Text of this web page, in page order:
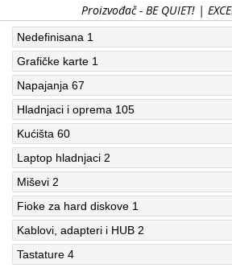
Proizvođač - BE QUIET! |
Nedefinisana 1
Grafičke karte 1
Napajanja 67
Hladnjaci i oprema 105
Kućišta 60
Laptop hladnjaci 2
Miševi 2
Fioke za hard diskove 1
Kablovi, adapteri i HUB 2
Tastature 4